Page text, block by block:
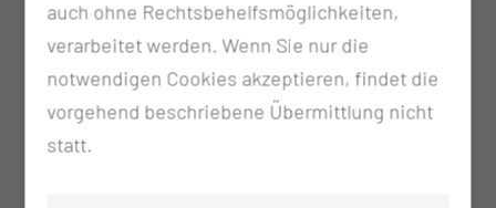
Wirbelsäulenabschnitte betreffend, z.B. Dens-
Frakturen, Wirbelkörper-
kompressionsfrakturen, Luxationsfrakturen,
discoligamentäre Instabilitäten
Intraspinale Blutungen
auch ohne Rechtsbehelfsmöglichkeiten,
verarbeitet werden. Wenn Sie nur die
notwendigen Cookies akzeptieren, findet die
vorgehend beschriebene Übermittlung nicht
statt.